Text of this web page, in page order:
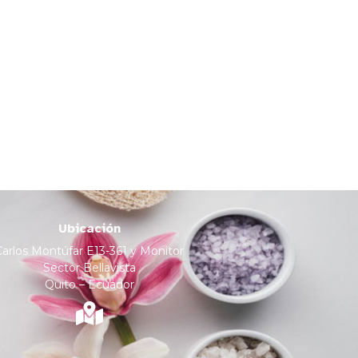
Ubicación
Montúfar E13-361 y Monitor
Sector Bellavista
Quito – Ecuador